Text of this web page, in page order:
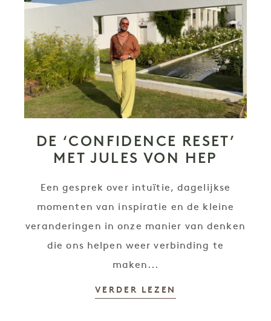
DE ‘CONFIDENCE RESET’
MET JULES VON HEP
Een gesprek over intuïtie, dagelijkse
momenten van inspiratie en de kleine
veranderingen in onze manier van denken
die ons helpen weer verbinding te
maken...
VERDER LEZEN